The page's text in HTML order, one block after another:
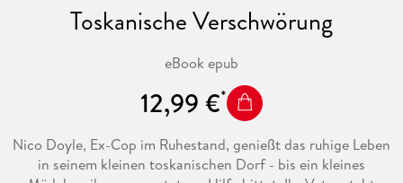
bei Arthur Escroynes »Der Tod auf der Insel« fündig!
Toskanische Verschwörung
eBook epub
12,99 €
Nico Doyle, Ex-Cop im Ruhestand, genießt das ruhige Leben
in seinem kleinen toskanischen Dorf - bis ein kleines